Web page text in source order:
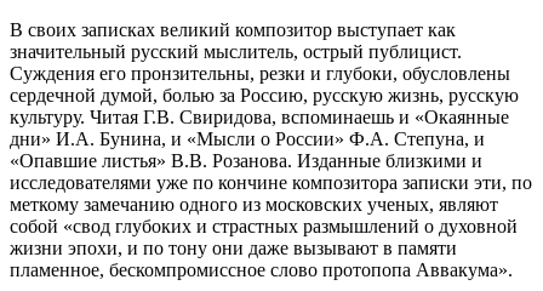
В своих записках великий композитор выступает как
значительный русский мыслитель, острый публицист.
Суждения его пронзительны, резки и глубоки, обусловлены
сердечной думой, болью за Россию, русскую жизнь, русскую
культуру. Читая Г.В. Свиридова, вспоминаешь и «Окаянные
дни» И.А. Бунина, и «Мысли о России» Ф.А. Степуна, и
«Опавшие листья» В.В. Розанова. Изданные близкими и
исследователями уже по кончине композитора записки эти, по
меткому замечанию одного из московских ученых, являют
собой «свод глубоких и страстных размышлений о духовной
жизни эпохи, и по тону они даже вызывают в памяти
пламенное, бескомпромиссное слово протопопа Аввакума».